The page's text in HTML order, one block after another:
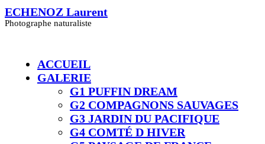
Skip
to
ECHENOZ Laurent
Photographe naturaliste
ACCUEIL
GALERIE
G1 PUFFIN DREAM
G2 COMPAGNONS SAUVAGES
G3 JARDIN DU PACIFIQUE
G4 COMTÉ D HIVER​